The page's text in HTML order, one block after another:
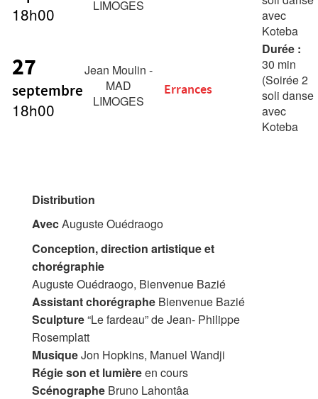
18h00 LIMOGES
avec
Koteba
d’une
durée de
45 min)
27
septembre
18h00
Jean Moulin -
MAD
LIMOGES
Errances
Durée :
30 min
(Soirée 2
soli danse
avec
Koteba
Distribution
AvecAuguste Ouédraogo
Conception, direction artistique et
chorégraphie
Auguste Ouédraogo, Bienvenue Bazié
Assistant chorégraphe Bienvenue Bazié
Sculpture“Le fardeau” de Jean- Philippe
Rosemplatt
MusiqueJon Hopkins, Manuel Wandji
Régie son et lumièreen cours
Scénographe Bruno Lahontâa